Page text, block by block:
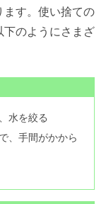
ます。使い捨ての
下のようにさまざ
水を絞る
、手間がかから